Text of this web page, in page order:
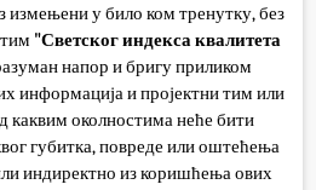
измењени у било ком тренутку, без
"Светског индекса квалитета
напор и бригу приликом
информација и пројектни тим или
каквим околностима неће бити
губитка, повреде или оштећења
индиректно из коришћења ових